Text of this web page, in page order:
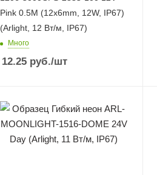
Pink 0.5M (12x6mm, 12W, IP67)
(Arlight, 12 Вт/м, IP67)
Много
12.25 руб./шт